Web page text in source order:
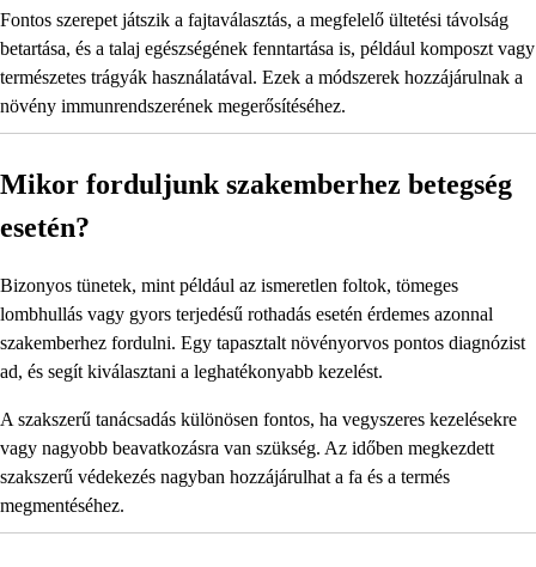
Fontos szerepet játszik a fajtaválasztás, a megfelelő ültetési távolság
betartása, és a talaj egészségének fenntartása is, például komposzt vagy
természetes trágyák használatával. Ezek a módszerek hozzájárulnak a
növény immunrendszerének megerősítéséhez.
Mikor forduljunk szakemberhez betegség
esetén?
Bizonyos tünetek, mint például az ismeretlen foltok, tömeges
lombhullás vagy gyors terjedésű rothadás esetén érdemes azonnal
szakemberhez fordulni. Egy tapasztalt növényorvos pontos diagnózist
ad, és segít kiválasztani a leghatékonyabb kezelést.
A szakszerű tanácsadás különösen fontos, ha vegyszeres kezelésekre
vagy nagyobb beavatkozásra van szükség. Az időben megkezdett
szakszerű védekezés nagyban hozzájárulhat a fa és a termés
megmentéséhez.